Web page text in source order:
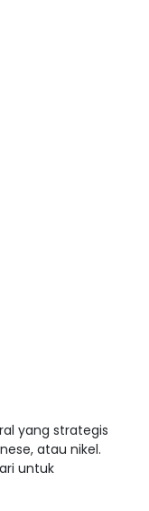
yang strategis
atau nikel.
untuk